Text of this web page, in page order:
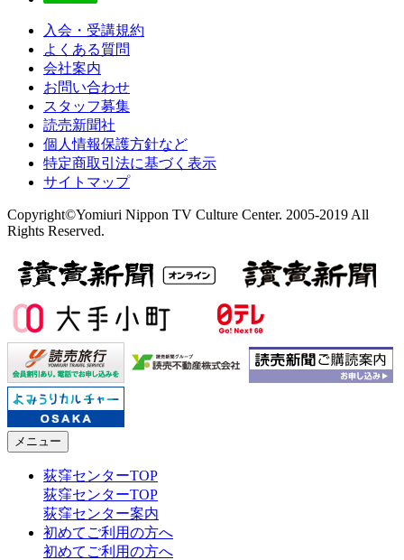
入会・受講規約
よくある質問
会社案内
お問い合わせ
スタッフ募集
読売新聞社
個人情報保護方針など
特定商取引法に基づく表示
サイトマップ
Copyright©Yomiuri Nippon TV Culture Center. 2005-2019 All
Rights Reserved.
メニュー
荻窪センターTOP
荻窪センターTOP
荻窪センター案内
初めてご利用の方へ
初めてご利用の方へ